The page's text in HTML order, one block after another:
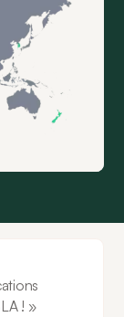
! »